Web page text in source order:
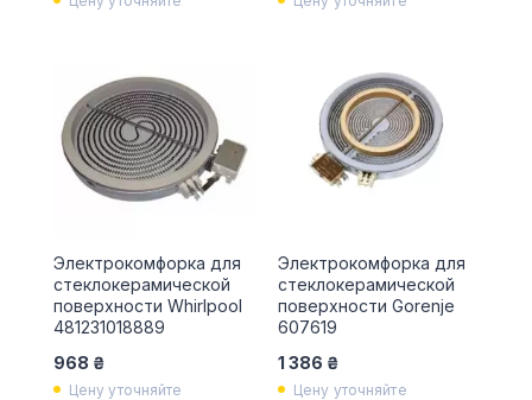
Электрокомфорка для
стеклокерамической
поверхности Whirlpool
481231018889
968 ₴
Цену уточняйте
Электрокомфорка для
стеклокерамической
поверхности Gorenje
607619
1 386 ₴
Цену уточняйте